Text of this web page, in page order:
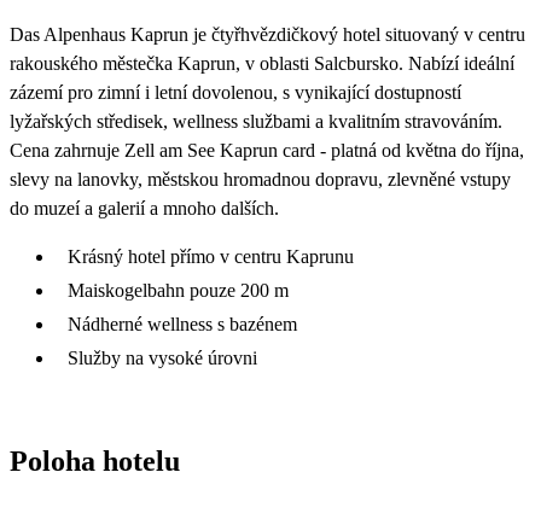
Das Alpenhaus Kaprun je čtyřhvězdičkový hotel situovaný v centru
rakouského městečka Kaprun, v oblasti Salcbursko. Nabízí ideální
zázemí pro zimní i letní dovolenou, s vynikající dostupností
lyžařských středisek, wellness službami a kvalitním stravováním.
Cena zahrnuje Zell am See Kaprun card - platná od května do října,
slevy na lanovky, městskou hromadnou dopravu, zlevněné vstupy
do muzeí a galerií a mnoho dalších.
Krásný hotel přímo v centru Kaprunu
Maiskogelbahn pouze 200 m
Nádherné wellness s bazénem
Služby na vysoké úrovni
Poloha hotelu